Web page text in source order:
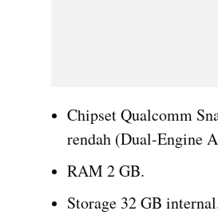
Chipset Qualcomm
rendah (Dual-Engine
RAM 2 GB.
Storage 32 GB